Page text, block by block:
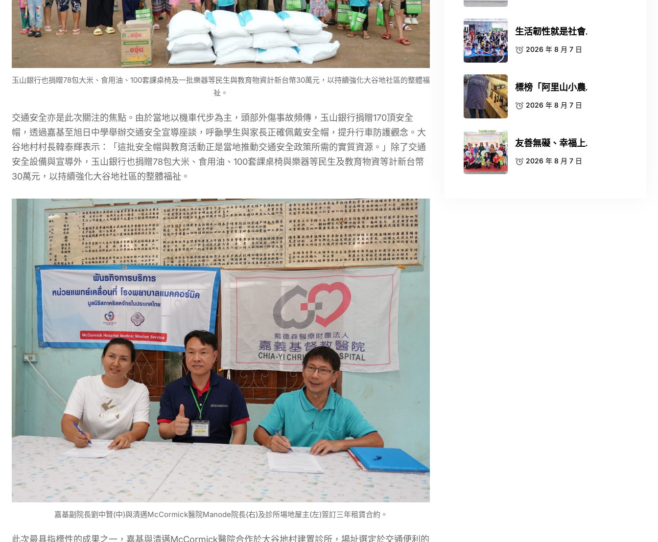
玉山銀行也捐贈78包大米、食用油、100套課桌椅及一批樂器等民生與教育物資計新台幣30萬元，以持續強化大谷地社區的整體福
祉。
交通安全亦是此次關注的焦點。由於當地以機車代步為主，頭部外傷事故頻傳，玉山銀行捐贈170頂安全
帽，透過嘉基至旭日中學舉辦交通安全宣導座談，呼籲學生與家長正確佩戴安全帽，提升行車防護觀念。大
谷地村村長韓泰輝表示：「這批安全帽與教育活動正是當地推動交通安全政策所需的實質資源。」除了交通
安全設備與宣導外，玉山銀行也捐贈78包大米、食用油、100套課桌椅與樂器等民生及教育物資等計新台幣
30萬元，以持續強化大谷地社區的整體福祉。
嘉基副院長劉中賢(中)與清邁McCormick醫院Manode院長(右)及診所場地屋主(左)簽訂三年租賃合約。
此次最具指標性的成果之一，嘉基與清邁McCormick醫院合作於大谷地村建置診所，場址選定於交通便利的
生活韌性就是社會.
2026 年 8 月 7 日
標榜「阿里山小農.
2026 年 8 月 7 日
友善無礙、幸福上.
2026 年 8 月 7 日